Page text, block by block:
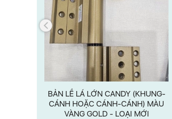
BẢN LỀ LÁ LỚN CANDY (KHUNG-
CÁNH HOẶC CÁNH-CÁNH) MÀU
VÀNG GOLD - LOẠI MỚI